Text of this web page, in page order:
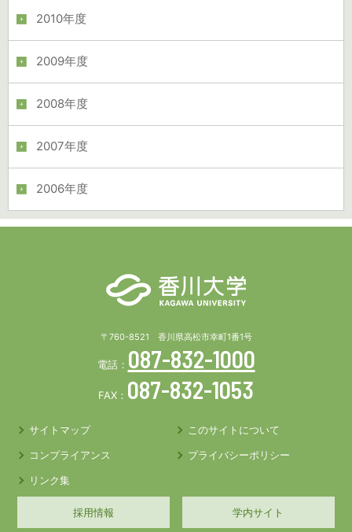
2010年度
2009年度
2008年度
2007年度
2006年度
〒760-8521 香川県高松市幸町1番1号
電話： 087-832-1000
FAX： 087-832-1053
サイトマップ
このサイトについて
コンプライアンス
プライバシーポリシー
リンク集
採用情報 学内サイト